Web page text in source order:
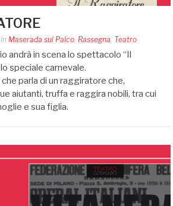
in Maserada sul Palco Rassegna Teatro
andrà in scena lo spettacolo “Il
speciale carnevale.
parla di un raggiratore che,
aiutanti, truffa e raggira nobili, tra cui
e sua figlia.